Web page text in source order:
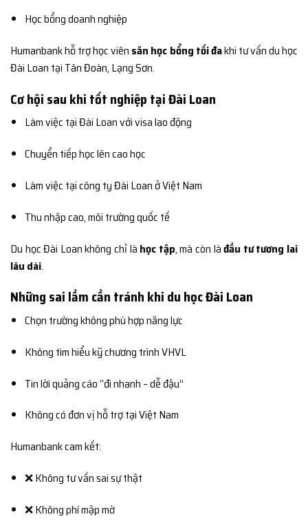
Học bổng doanh nghiệp
Humanbank hỗ trợ học viên săn học bổng tối đakhi tư vấn du học
Đài Loan tại Tân Đoàn, Lạng Sơn.
Cơ hội sau khi tốt nghiệp tại Đài Loan
Làm việc tại Đài Loan với visa lao động
Chuyển tiếp học lên cao học
Làm việc tại công ty Đài Loan ở Việt Nam
Thu nhập cao, môi trường quốc tế
Du học Đài Loan không chỉ là học tập, mà còn làđầu tư tương lai
lâu dài.
Những sai lầm cần tránh khi du học Đài Loan
Chọn trường không phù hợp năng lực
Không tìm hiểu kỹ chương trình VHVL
Tin lời quảng cáo “đi nhanh – dễ đậu”
Không có đơn vị hỗ trợ tại Việt Nam
Humanbank cam kết:
❌ Không tư vấn sai sự thật
❌ Không phí mập mờ